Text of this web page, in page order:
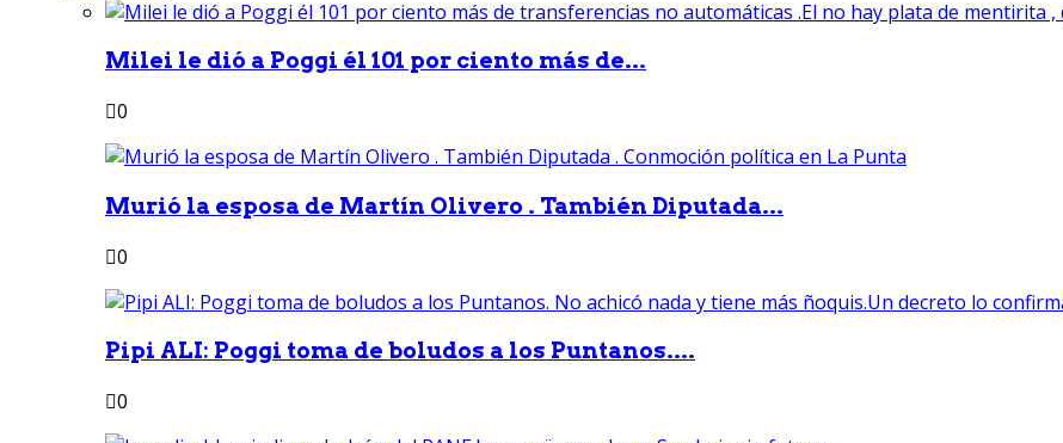
Milei le dió a Poggi él 101 por ciento más de...
0
Murió la esposa de Martín Olivero . También Diputada...
0
Pipi ALI: Poggi toma de boludos a los Puntanos....
0